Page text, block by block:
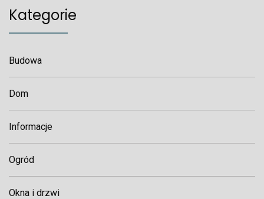
Kategorie
Budowa
Dom
Informacje
Ogród
Okna i drzwi